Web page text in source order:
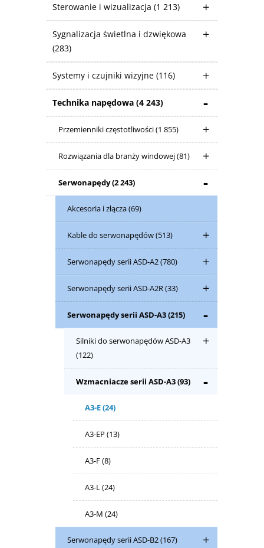
Sterowanie i wizualizacja (1 213)
Sygnalizacja świetlna i dzwiękowa
(283)
Systemy i czujniki wizyjne (116)
Technika napędowa (4 243)
Przemienniki częstotliwości(1 855)
Rozwiązania dla branży windowej(81)
Serwonapędy(2 243)
Akcesoria i złącza(69)
Kable do serwonapędów(513)
Serwonapędy serii ASD-A2(780)
Serwonapędy serii ASD-A2R(33)
Serwonapędy serii ASD-A3(215)
Silniki do serwonapędów ASD-A3
(122)
Wzmacniacze serii ASD-A3(93)
A3-E(24)
A3-EP (13)
A3-F(8)
A3-L(24)
A3-M (24)
Serwonapędy serii ASD-B2(167)